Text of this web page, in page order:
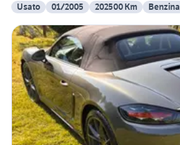
Usato
01/2005 202500 Km Benzina